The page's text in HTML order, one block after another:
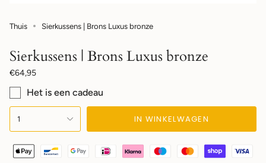
Thuis Sierkussens | Brons Luxus bronze
Sierkussens | Brons Luxus bronze
Normale
€64,95
Het is een cadeau
{"in_cart_html"=>"",
"decrease"=>"",
"multiples_of"=>"",
"minimum_of"=>"",
"maximum_of"=>""}
1 IN WINKELWAGEN